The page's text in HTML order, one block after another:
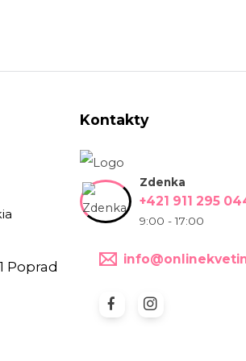
Poprad
Kontakty
Zdenka
+421 911 295
9:00 - 17:00